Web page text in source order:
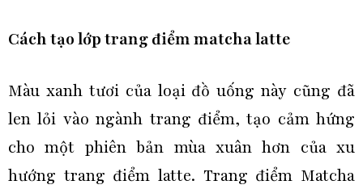
Cách tạo lớp trang điểm matcha latte
Màu xanh tươi của loại đồ uống này cũng đã
len lỏi vào ngành trang điểm, tạo cảm hứng
cho một phiên bản mùa xuân hơn của xu
hướng trang điểm latte. Trang điểm Matcha